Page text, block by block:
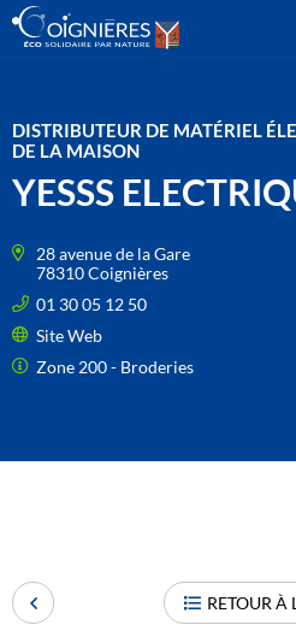
DISTRIBUTEUR DE MATÉRIEL
DE LA MAISON
YESSS
28 avenue de la Gare
78310 Coignières
01 30 05 12 50
Site Web
Zone 200 - Broderies
RETOUR À